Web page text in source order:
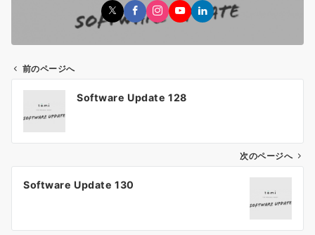
ビ
ン
前のページへ
Software Update 128
次のページへ
Software Update 130